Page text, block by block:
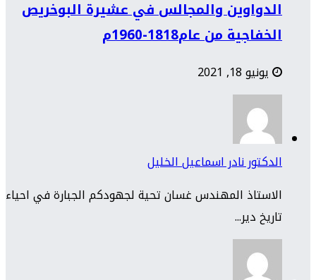
الدواوين والمجالس في عشيرة البوخريص
الخفاجية من عام1818-1960م
يونيو 18, 2021
الدكتور نادر اسماعيل الخليل
الاستاذ المهندس غسان تحية لجهودكم الجبارة في احياء
تاريخ دير...